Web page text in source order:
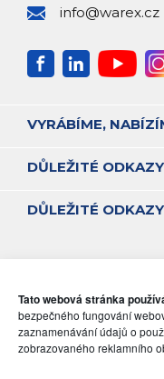
Tato webová stránka
bezpečného fungování
zaznamenávání údajů o
zobrazovaného reklamního
info@warex.cz
VYRÁBÍME,
DŮLEŽITÉ ODKAZY
DŮLEŽITÉ ODKAZY